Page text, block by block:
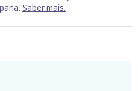
Saber mais.